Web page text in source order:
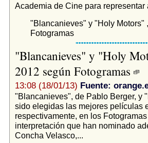
Academia de Cine para representar
"Blancanieves" y "Holy Motors"
Fotogramas
"Blancanieves" y "Holy
2012 según Fotogramas
13:08 (18/01/13) Fuente:
"Blancanieves", de Pablo Berger, y
sido elegidas las mejores películas
respectivamente, en los
interpretación que han nominado
Concha Velasco,...